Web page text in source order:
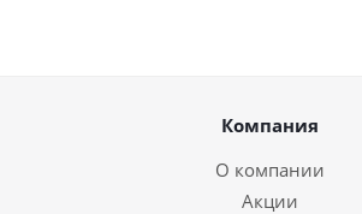
Компания
О компании
Акции